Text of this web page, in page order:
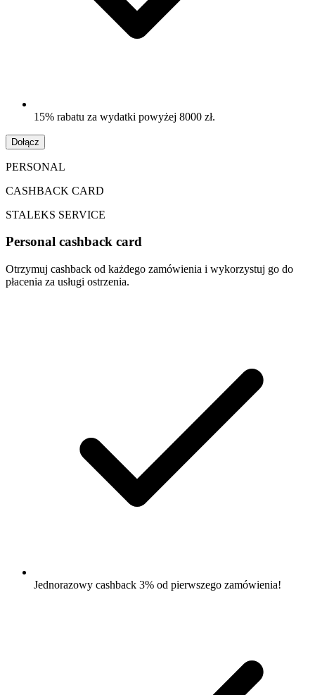
15% rabatu za wydatki powyżej 8000 zł.
Dołącz
PERSONAL
CASHBACK CARD
STALEKS SERVICE
Personal cashback card
Otrzymuj cashback od każdego zamówienia i wykorzystuj go do
płacenia za usługi ostrzenia.
Jednorazowy cashback 3% od pierwszego zamówienia!